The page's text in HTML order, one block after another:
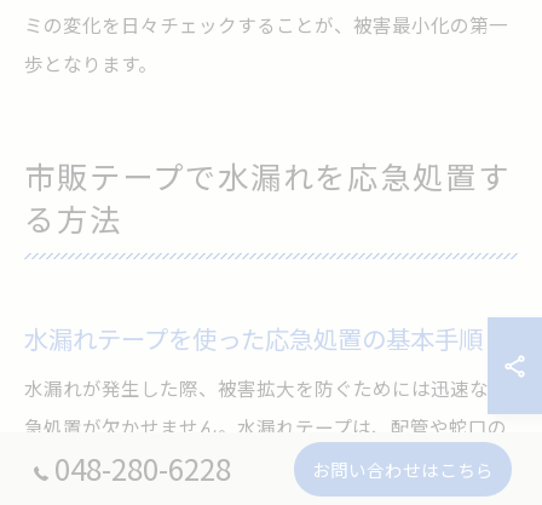
ミの変化を日々チェックすることが、被害最小化の第一
歩となります。
市販テープで水漏れを応急処置す
る方法
水漏れテープを使った応急処置の基本手順
水漏れが発生した際、被害拡大を防ぐためには迅速な応
急処置が欠かせません。水漏れテープは、配管や蛇口の
一時的な補修に役立つ市販グッズの一つです。まずは水
048-280-6228 お問い合わせはこちら